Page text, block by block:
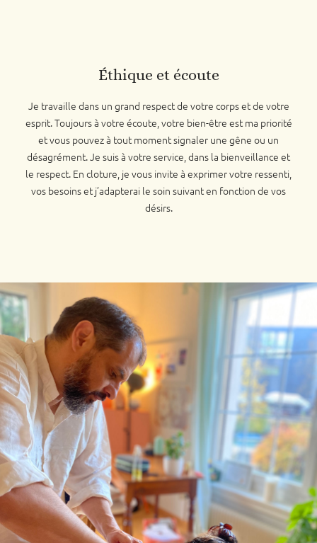
Éthique et écoute
Je travaille dans un grand respect de votre corps et de votre
esprit. Toujours à votre écoute, votre bien-être est ma priorité
et vous pouvez à tout moment signaler une gêne ou un
désagrément. Je suis à votre service, dans la bienveillance et
le respect. En cloture, je vous invite à exprimer votre ressenti,
vos besoins et j’adapterai le soin suivant en fonction de vos
désirs.